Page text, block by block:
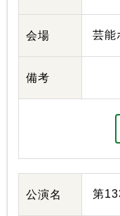
会場 芸能
備考
公演名 第